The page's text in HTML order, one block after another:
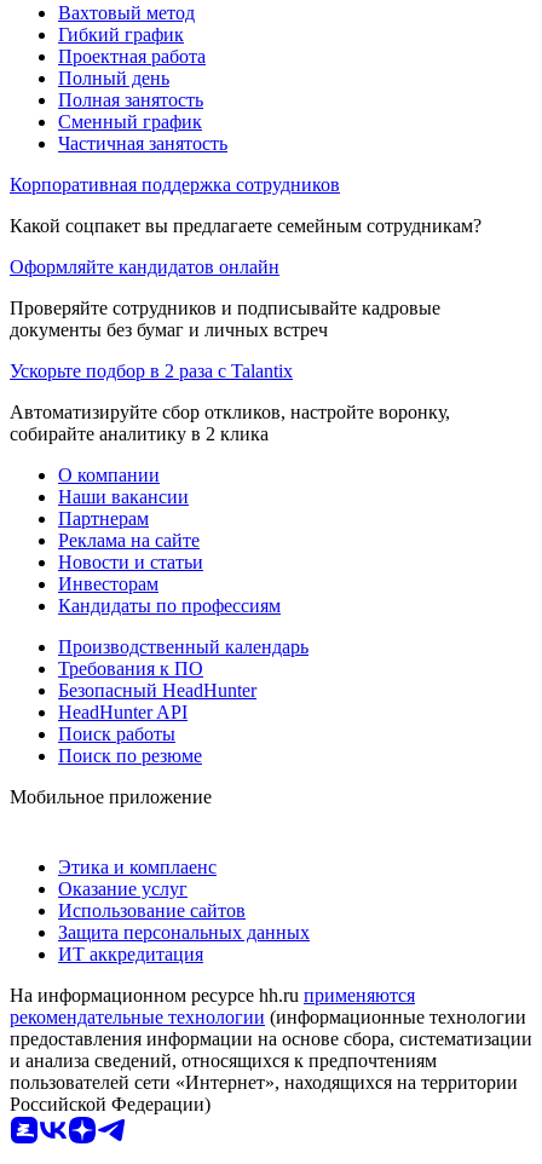
Вахтовый метод
Гибкий график
Проектная работа
Полный день
Полная занятость
Сменный график
Частичная занятость
Корпоративная поддержка сотрудников
Какой соцпакет вы предлагаете семейным сотрудникам?
Оформляйте кандидатов онлайн
Проверяйте сотрудников и подписывайте кадровые
документы без бумаг и личных встреч
Ускорьте подбор в 2 раза с Talantix
Автоматизируйте сбор откликов, настройте воронку,
собирайте аналитику в 2 клика
О компании
Наши вакансии
Партнерам
Реклама на сайте
Новости и статьи
Инвесторам
Кандидаты по профессиям
Производственный календарь
Требования к ПО
Безопасный HeadHunter
HeadHunter API
Поиск работы
Поиск по резюме
Мобильное приложение
Этика и комплаенс
Оказание услуг
Использование сайтов
Защита персональных данных
ИТ аккредитация
На информационном ресурсе hh.ru применяются
рекомендательные технологии (информационные технологии
предоставления информации на основе сбора, систематизации
и анализа сведений, относящихся к предпочтениям
пользователей сети «Интернет», находящихся на территории
Российской Федерации)